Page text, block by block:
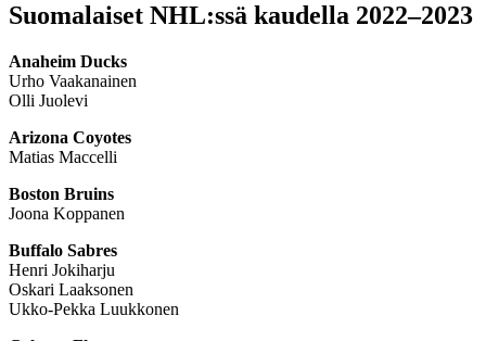
Suomalaiset NHL:ssä kaudella 2022–2023
Anaheim Ducks
Urho Vaakanainen
Olli Juolevi
Arizona Coyotes
Matias Maccelli
Boston Bruins
Joona Koppanen
Buffalo Sabres
Henri Jokiharju
Oskari Laaksonen
Ukko-Pekka Luukkonen